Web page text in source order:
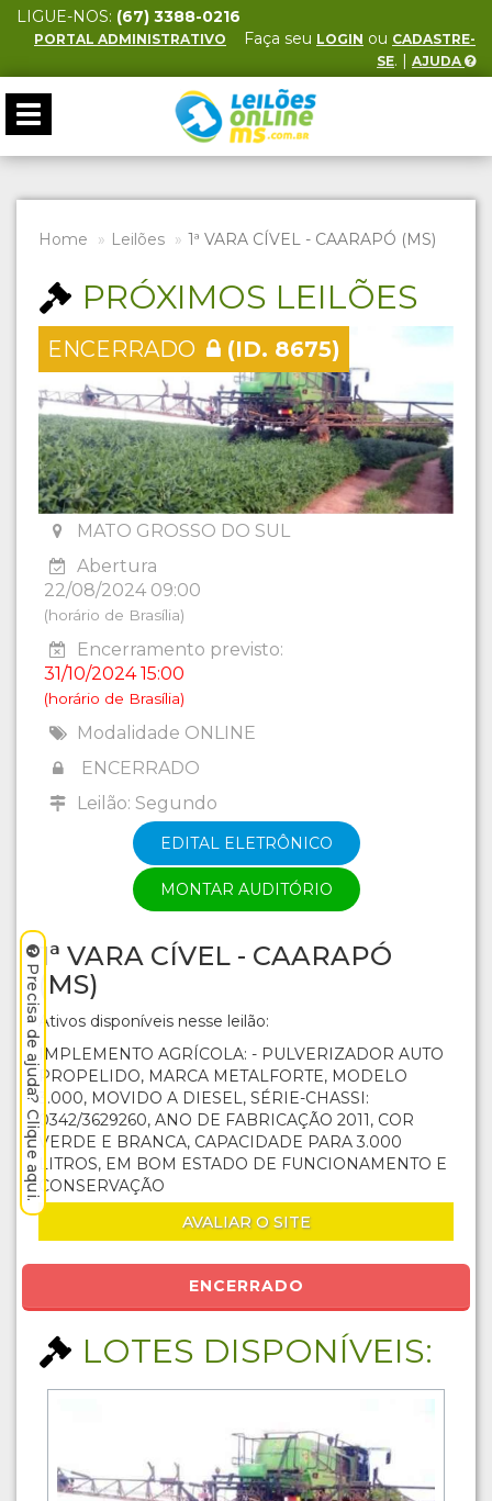
LIGUE-NOS: (67) 3388-0216
PORTAL ADMINISTRATIVO Faça seu LOGIN ou CADASTRE-
SE. | AJUDA
Toggle
navigation
Home Leilões 1ª VARA CÍVEL - CAARAPÓ (MS)
PRÓXIMOS LEILÕES
ENCERRADO (ID. 8675)
MATO GROSSO DO SUL
Abertura
22/08/2024 09:00
(horário de Brasília)
Encerramento previsto:
31/10/2024 15:00
(horário de Brasília)
Modalidade ONLINE
ENCERRADO
Leilão: Segundo
EDITAL ELETRÔNICO
MONTAR AUDITÓRIO
1ª VARA CÍVEL - CAARAPÓ
(MS)
Ativos disponíveis nesse leilão:
IMPLEMENTO AGRÍCOLA: - PULVERIZADOR AUTO
PROPELIDO, MARCA METALFORTE, MODELO
3.000, MOVIDO A DIESEL, SÉRIE-CHASSI:
0342/3629260, ANO DE FABRICAÇÃO 2011, COR
VERDE E BRANCA, CAPACIDADE PARA 3.000
LITROS, EM BOM ESTADO DE FUNCIONAMENTO E
CONSERVAÇÃO
AVALIAR O SITE
ENCERRADO
LOTES DISPONÍVEIS:
Precisa de ajuda? Clique aqui.